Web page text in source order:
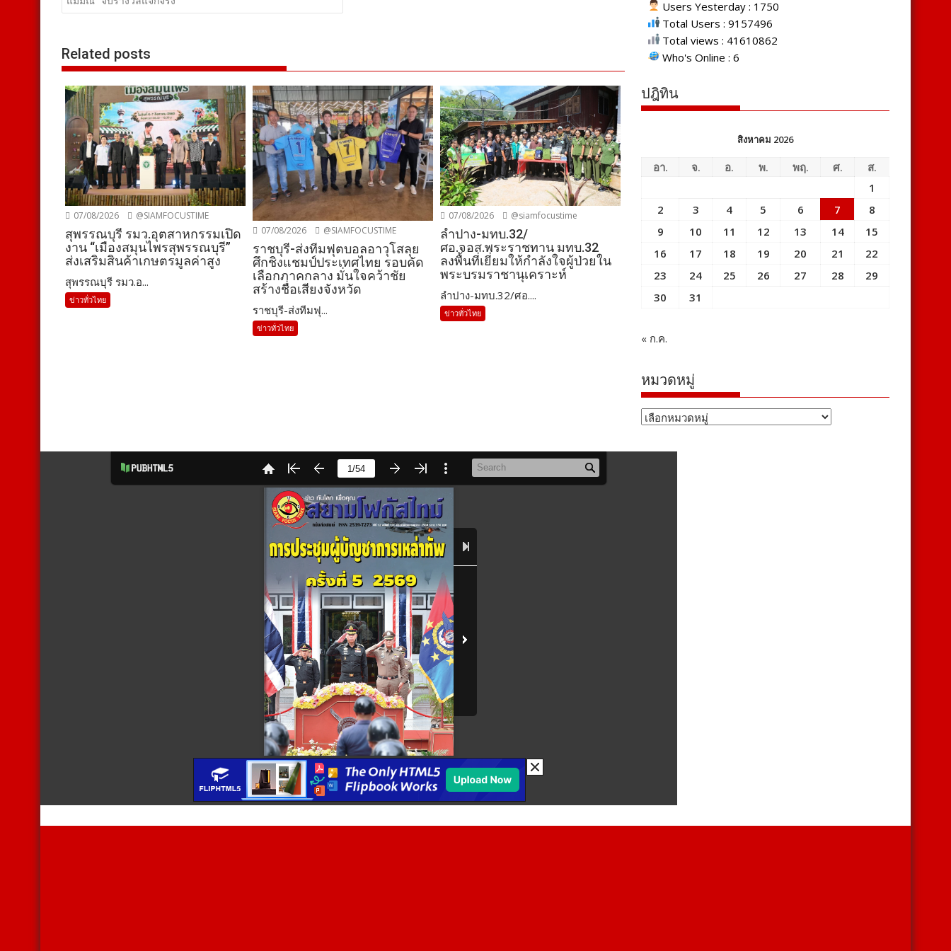
เรื่อง
Related posts
07/08/2026 @SIAMFOCUSTIME
สุพรรณบุรี รมว.อุตสาหกรรมเปิด
งาน “เมืองสมุนไพรสุพรรณบุรี”
ส่งเสริมสินค้าเกษตรมูลค่าสูง
สุพรรณบุรี รมว.อ...
ข่าวทั่วไทย
07/08/2026 @SIAMFOCUSTIME
ราชบุรี-ส่งทีมฟุตบอลอาวุโสลุย
ศึกชิงแชมป์ประเทศไทย รอบคัด
เลือกภาคกลาง มั่นใจคว้าชัย
สร้างชื่อเสียงจังหวัด
ราชบุรี-ส่งทีมฟุ...
ข่าวทั่วไทย
07/08/2026 @siamfocustime
ลำปาง-มทบ.32/
ศอ.จอส.พระราชทาน มทบ.32
ลงพื้นที่เยี่ยมให้กำลังใจผู้ป่วยใน
พระบรมราชานุเคราะห์
ลำปาง-มทบ.32/ศอ....
ข่าวทั่วไทย
Users Yesterday : 1750
Total Users : 9157496
Total views : 41610862
Who's Online : 6
ปฎิทิน
สิงหาคม 2026
อา. จ. อ. พ. พฤ. ศ.
ส.
1
2
3 4 5 6 7
8
9
10 11 12 13 14
15
16
17 18 19 20 21
22
23
24 25 26 27 28
29
30
31
« ก.ค.
หมวดหมู่
หมวด